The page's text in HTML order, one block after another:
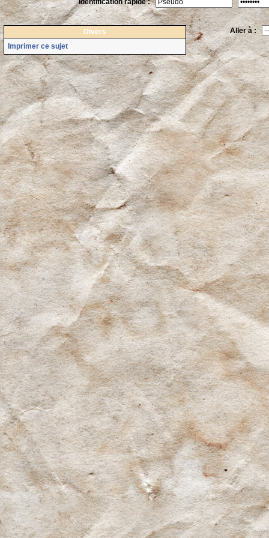
Identification rapide :
Divers
Imprimer ce sujet
Aller à :